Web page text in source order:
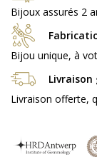
Bijoux assurés 2
Bijou unique, à
Livraison offerte,